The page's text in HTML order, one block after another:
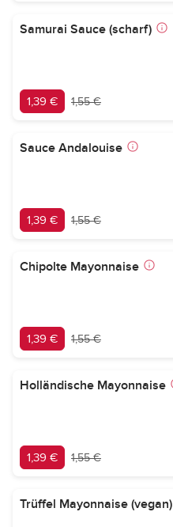
Samurai Sauce (scharf)
1,39 € 1,55 €
Sauce Andalouise
1,39 € 1,55 €
Chipolte Mayonnaise
1,39 € 1,55 €
Holländische Mayonnaise
1,39 € 1,55 €
Trüffel Mayonnaise (vegan)